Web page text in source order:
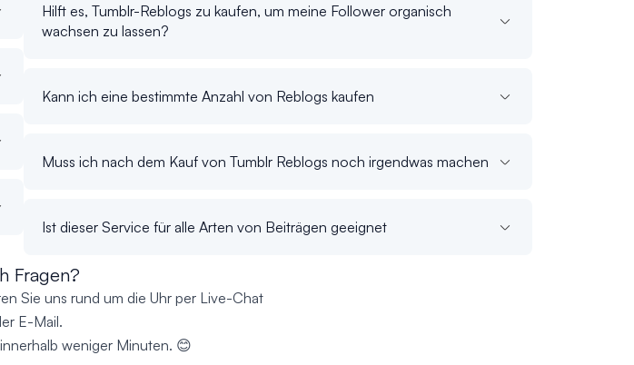
Hilft es, Tumblr-Reblogs zu kaufen, um meine Follower organisch
wachsen zu lassen?
Kann ich eine bestimmte Anzahl von Reblogs kaufen
Muss ich nach dem Kauf von Tumblr Reblogs noch irgendwas machen
Ist dieser Service für alle Arten von Beiträgen geeignet
Fragen?
Sie uns rund um die Uhr per Live-Chat
E-Mail.
weniger Minuten. 😊